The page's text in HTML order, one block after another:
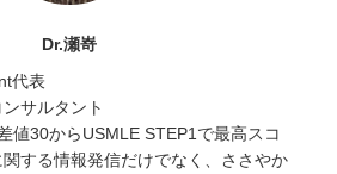
Dr.瀬嵜
代表
サルタント
値30からUSMLE STEP1で最高スコ
する情報発信だけでなく、ささやか